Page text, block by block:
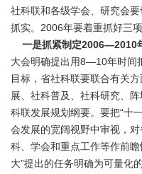
社科联和各级学会、研究会
抓实。2006年要着重抓好三
一是抓紧制定2006—2010
大会明确提出用8—10年时间
目标，省社科联要联合有关
展、社科普及、社科研究、
科联发展规划纲要。要把“十
会发展的宽阔视野中审视，
科、学会和重点工作等作前
大”提出的任务明确为可量化